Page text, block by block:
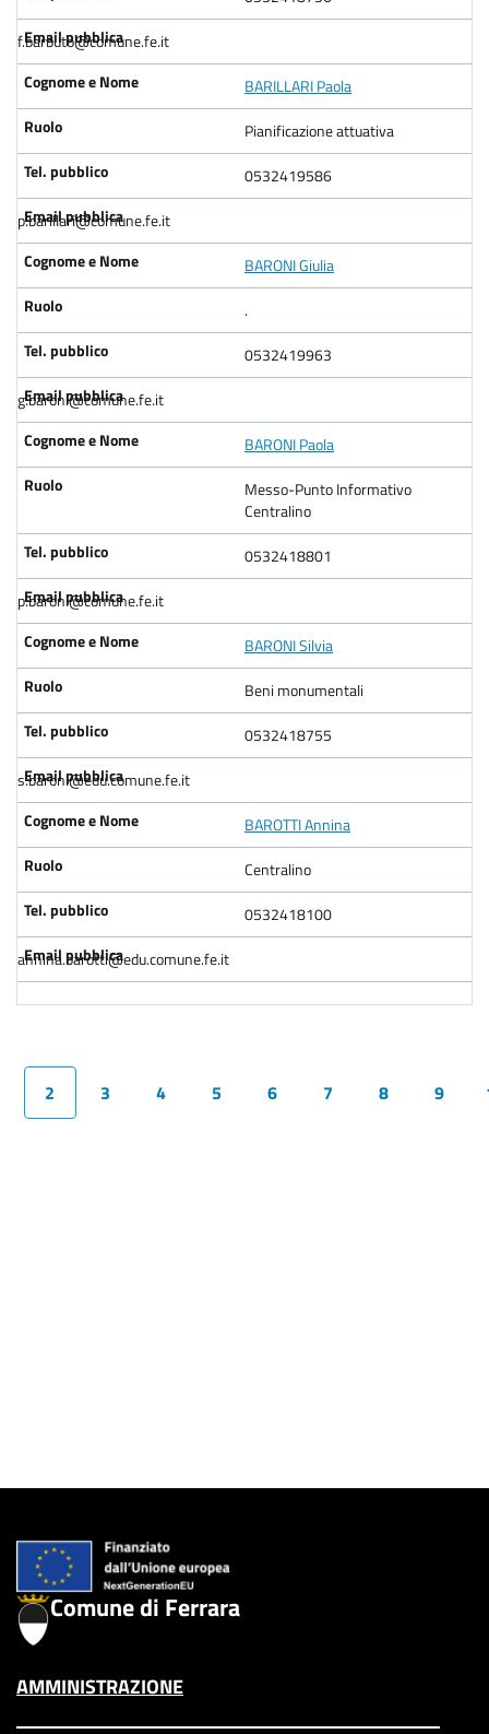
f.barbuto@comune.fe.it
BARILLARI Paola
Pianificazione attuativa
0532419586
p.barillari@comune.fe.it
BARONI Giulia
.
0532419963
g.baroni@comune.fe.it
BARONI Paola
Messo-Punto Informativo
Centralino
0532418801
p.baroni@comune.fe.it
BARONI Silvia
Beni monumentali
0532418755
s.baroni@edu.comune.fe.it
BAROTTI Annina
Centralino
0532418100
annina.barotti@edu.comune.fe.it
2 3 4 5 6 7 8 9
Comune di Ferrara
AMMINISTRAZIONE